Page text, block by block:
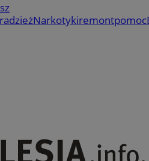
Narkotykiremontpomoc